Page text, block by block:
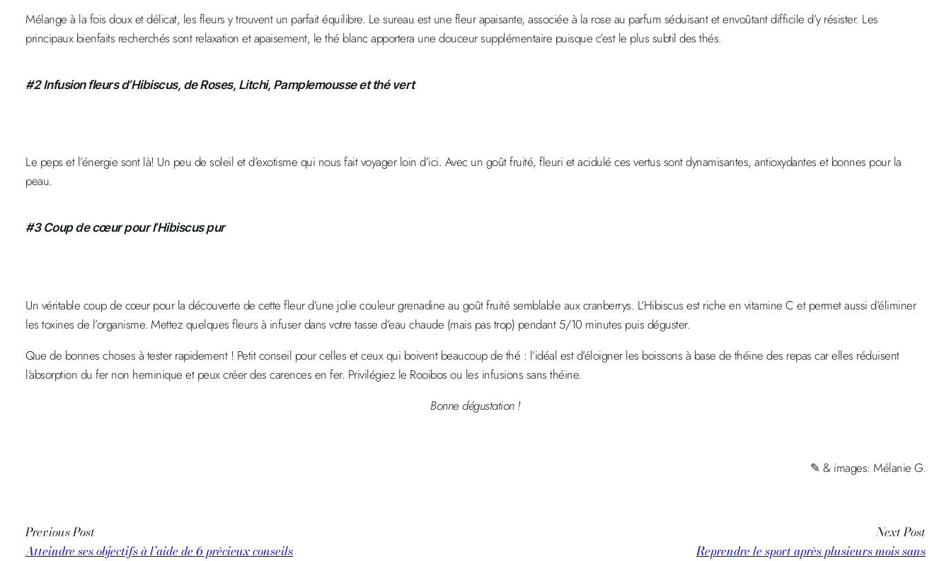
Mélange à la fois doux et délicat, les fleurs y trouvent un parfait équilibre. Le sureau est une fleur apaisante, associée à la rose au parfum séduisant et envoûtant difficile d’y résister. Les
principaux bienfaits recherchés sont relaxation et apaisement, le thé blanc apportera une douceur supplémentaire puisque c’est le plus subtil des thés.
#2 Infusion fleurs d’Hibiscus, de Roses, Litchi, Pamplemousse et thé vert
Le peps et l’énergie sont là! Un peu de soleil et d’exotisme qui nous fait voyager loin d’ici. Avec un goût fruité, fleuri et acidulé ces vertus sont dynamisantes, antioxydantes et bonnes pour la
peau.
#3 Coup de cœur pour l’Hibiscus pur
Un véritable coup de cœur pour la découverte de cette fleur d’une jolie couleur grenadine au goût fruité semblable aux cranberrys. L’Hibiscus est riche en vitamine C et permet aussi d’éliminer
les toxines de l’organisme. Mettez quelques fleurs à infuser dans votre tasse d’eau chaude (mais pas trop) pendant 5/10 minutes puis déguster.
Que de bonnes choses à tester rapidement ! Petit conseil pour celles et ceux qui boivent beaucoup de thé : l’idéal est d’éloigner les boissons à base de théine des repas car elles réduisent
l’absorption du fer non heminique et peux créer des carences en fer. Privilégiez le Rooibos ou les infusions sans théine.
Bonne dégustation !
✎ & images: Mélanie G.
Previous Post
Atteindre ses objectifs à l’aide de 6 précieux conseils
Next Post
Reprendre le sport après plusieurs mois sans